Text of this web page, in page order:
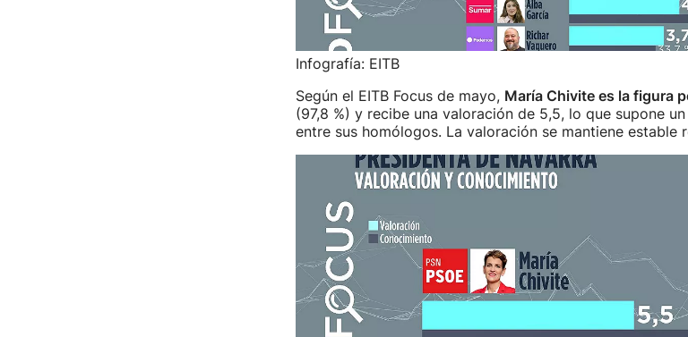
Infografía: EITB
Según el EITB Focus de mayo, María Chivite es la figura
(97,8 %) y recibe una valoración de 5,5, lo que supone
entre sus homólogos. La valoración se mantiene estable